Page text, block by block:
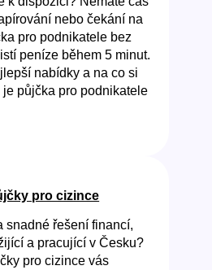
nebo čekání na
pro podnikatele bez
peníze během 5 minut.
nabídky a na co si
je půjčka pro podnikatele
pro cizince
snadné řešení financí,
a pracující v Česku?
pro cizince vás